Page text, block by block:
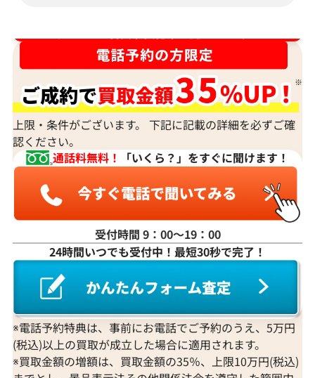
上限・条件がございます。 下記に記載の詳細を必ずご確
認ください。
通話料無料！
「いくら？」をすぐに聞けます！
受付時間 9：00〜19：00
24時間いつでも受付中！最短30秒で完了！
※電話予約特典は、事前にお電話でご予約のうえ、5万円
(税込)以上の買取が成立した場合に適用されます。
※買取金額の増額は、買取金額の35％、上限10万円(税込)